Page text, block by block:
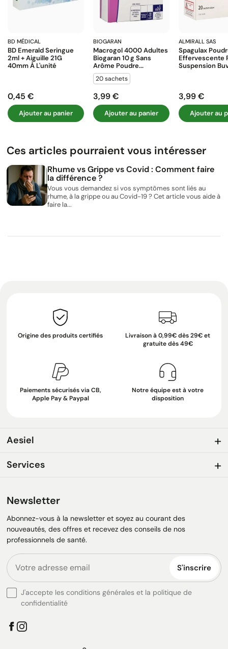
BD MÉDICAL
BD Emerald Seringue
2ml + Aiguille 21G
40mm À L'unité
Prix
0,45 €
Ajouter au panier
BIOGARAN
Macrogol 4000 Adultes
Biogaran 10 G Sans
Arôme Poudre...
20 sachets
Prix
3,99 €
Ajouter au panier
ALMIRALL SAS
Spagulax
Effervescente
Suspension
Prix
3,99 €
Ajouter au
Ces articles pourraient vous intéresser
Rhume vs Grippe vs Covid : Comment faire
la différence ?
Vous vous demandez si vos symptômes sont liés au
rhume, à la grippe ou au Covid-19 ? Cet article vous aide à
faire la...
Origine des produits certifiés
Livraison à 0,99€ dès 29€ et
gratuite dès 49€
Paiements sécurisés via CB,
Apple Pay & Paypal
Notre équipe est à votre
disposition
Aesiel
Services
Newsletter
Abonnez-vous à la newsletter et soyez au courant des
nouveautés, des offres et recevez des conseils de nos
professionnels de santé.
S'inscrire
J'accepte les conditions générales et la politique de
confidentialité